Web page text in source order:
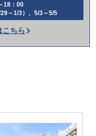
18：00
～1/3）、5/3～5/5
話
か
こちら